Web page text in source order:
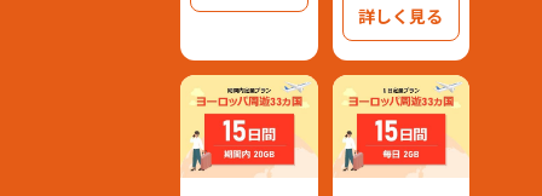
詳しく見る